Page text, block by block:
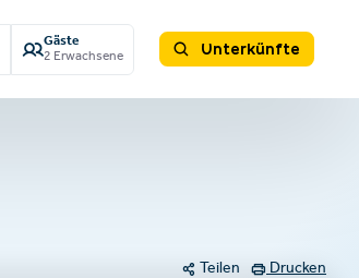
Gäste
2 Erwachsene
Unterkünfte
Teilen Drucken